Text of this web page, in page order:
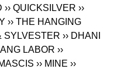
›› QUICKSILVER ››
›› THE HANGING
SYLVESTER ›› DHANI
LABOR ››
›› MINE ››